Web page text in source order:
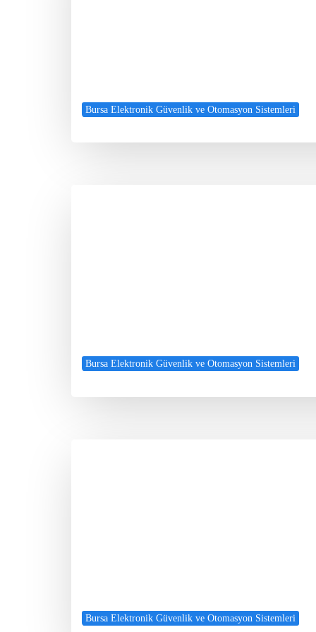
Bursa Elektronik Güvenlik ve Otomasyon Sistemleri
Bursa Elektronik Güvenlik ve Otomasyon Sistemleri
Bursa Elektronik Güvenlik ve Otomasyon Sistemleri